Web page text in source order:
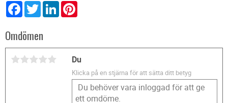
FacebookTwitter LinkedIn
Omdömen
Du
Klicka på en stjärna för att sätta ditt betyg